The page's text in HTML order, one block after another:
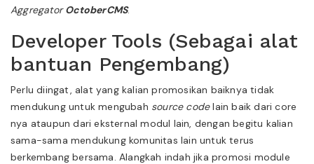
Aggregator OctoberCMS.
Developer Tools (Sebagai alat
bantuan Pengembang)
Perlu diingat, alat yang kalian promosikan baiknya tidak
mendukung untuk mengubah source codelain baik dari core
nya ataupun dari eksternal modul lain, dengan begitu kalian
sama-sama mendukung komunitas lain untuk terus
berkembang bersama. Alangkah indah jika promosi module